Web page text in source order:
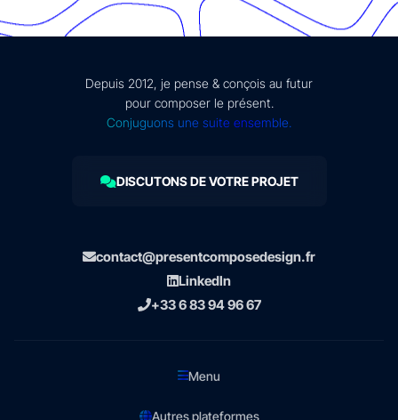
Depuis 2012, je pense & conçois au futur
pour composer le présent.
Conjuguons une suite ensemble.
DISCUTONS DE VOTRE PROJET
contact@presentcomposedesign.fr
LinkedIn
+33 6 83 94 96 67
Menu
Autres plateformes